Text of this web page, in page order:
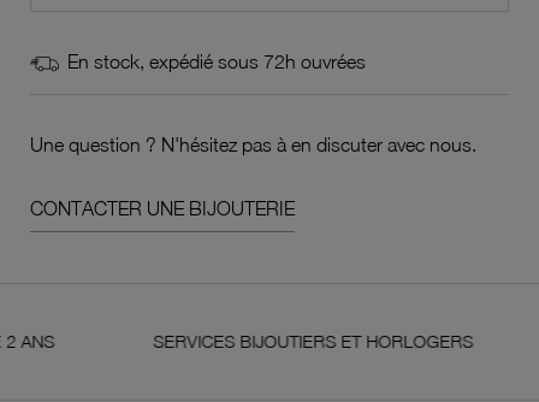
En stock, expédié sous 72h ouvrées
Une question ? N'hésitez pas à en discuter avec nous.
CONTACTER UNE BIJOUTERIE
SERVICES BIJOUTIERS ET HORLOGERS